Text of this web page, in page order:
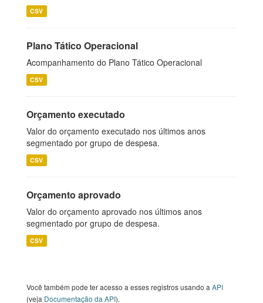
CSV
Plano Tático Operacional
Acompanhamento do Plano Tático Operacional
CSV
Orçamento executado
Valor do orçamento executado nos últimos anos
segmentado por grupo de despesa.
CSV
Orçamento aprovado
Valor do orçamento aprovado nos últimos anos
segmentado por grupo de despesa.
CSV
Você também pode ter acesso a esses registros usando a API
(veja Documentação da API).